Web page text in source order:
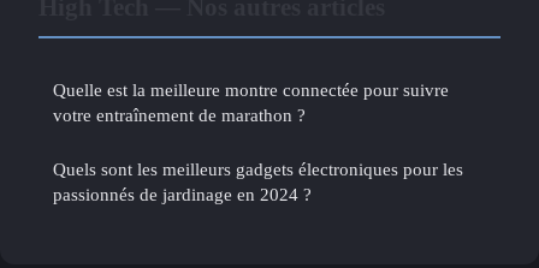
Quelle est la meilleure montre connectée pour suivre
votre entraînement de marathon ?
Quels sont les meilleurs gadgets électroniques pour les
passionnés de jardinage en 2024 ?